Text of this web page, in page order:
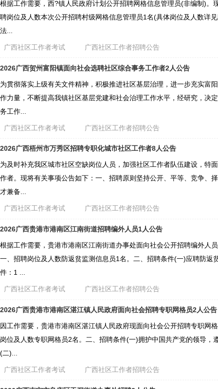
根据工作需要，西?镇人民政府计划公开招聘网格信息管理员(非编制)。
聘岗位及人数本次公开招聘村级网格信息管理员1名(具体岗位及人数详
法...
广西社区工作者考试 广西社区工作者招聘公告
2026广西贺州富阳镇面向社会选聘社区综合事务工作者2人公告
为贯彻落实上级有关文件精神，积极推进社区基层治理，进一步充实富
作力量，不断提高我镇社区基层党建和社会治理工作水平，经研究，决
务工作...
广西社区工作者考试 广西社区工作者招聘公告
2026广西梧州市万秀区招聘专职化城市社区工作者8人公告
为及时补充我区城市社区空缺岗位人员，加强社区工作者队伍建设，特
作者。现将有关事项公告如下：一、招聘原则坚持公开、平等、竞争、
才兼备...
广西社区工作者考试 广西社区工作者招聘公告
2026广西贵港市港南区江南街道招聘编外人员1人公告
根据工作需要，贵港市港南区江南街道办事处面向社会公开招聘编外人
一、招聘岗位及人数防返贫监测信息员1名。二、招聘条件(一)应聘防返
件：1 ...
广西社区工作者考试 广西社区工作者招聘公告
2026广西贵港市港南区湛江镇人民政府面向社会招聘专职网格员2人公告
因工作需要，贵港市港南区湛江镇人民政府现面向社会公开招聘专职网
岗位及人数专职网格员2名。二、招聘条件(一)拥护中国共产党的领导，
(二)...
广西社区工作者考试 广西社区工作者招聘公告